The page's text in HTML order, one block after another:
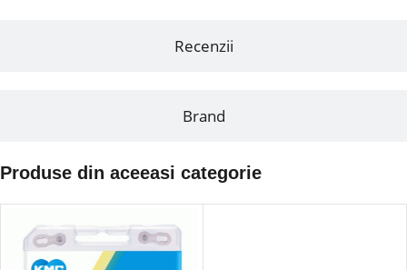
Recenzii
Brand
Produse din aceeasi categorie